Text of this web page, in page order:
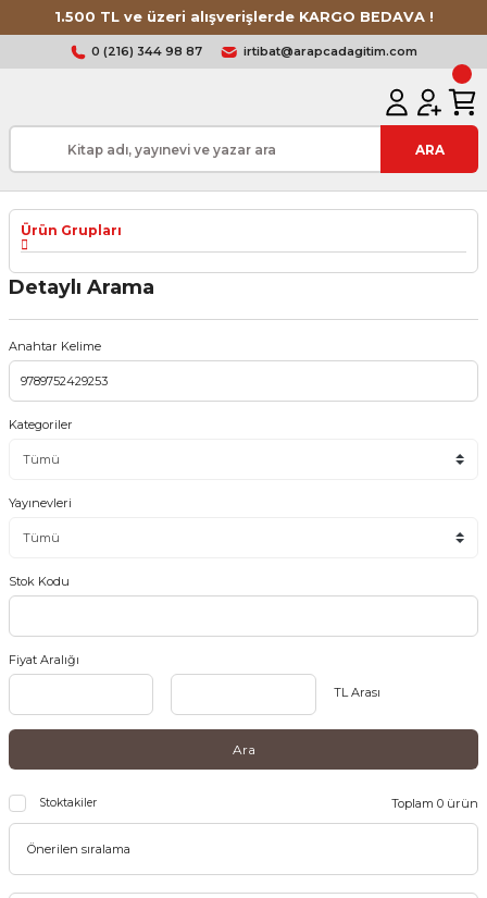
1.500 TL ve üzeri alışverişlerde KARGO BEDAVA !
0 (216) 344 98 87 irtibat@arapcadagitim.com
ARA
Ürün Grupları
Detaylı Arama
Anahtar Kelime
Kategoriler
Yayınevleri
Stok Kodu
Fiyat Aralığı
TL Arası
Ara
Stoktakiler Toplam 0 ürün